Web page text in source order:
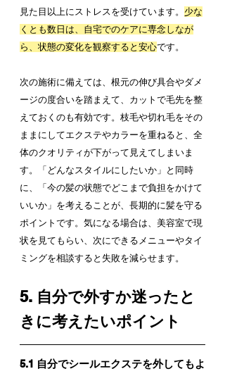
見た目以上にストレスを受けています。 少な
くとも数日は、自宅でのケアに専念しなが
ら、状態の変化を観察すると安心です。
次の施術に備えては、根元の伸び具合やダメ
ージの度合いを踏まえて、カットで毛先を整
えておくのも有効です。枝毛や切れ毛をその
ままにしてエクステやカラーを重ねると、全
体のクオリティが下がって見えてしまいま
す。「どんなスタイルにしたいか」と同時
に、「今の髪の状態でどこまで負担をかけて
いいか」を考えることが、長期的に髪を守る
ポイントです。気になる場合は、美容室で現
状を見てもらい、次にできるメニューやタイ
ミングを相談すると失敗を減らせます。
5. 自分で外すか迷ったと
きに考えたいポイント
5.1 自分でシールエクステを外してもよ